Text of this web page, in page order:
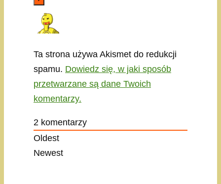
Ta strona używa Akismet do redukcji
spamu. Dowiedz się, w jaki sposób
przetwarzane są dane Twoich
komentarzy.
2 komentarzy
Oldest
Newest